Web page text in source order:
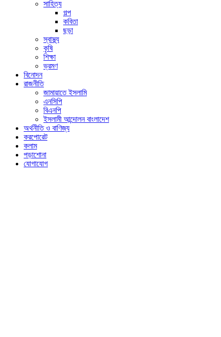
সাহিত্য
গল্প
কবিতা
ছড়া
স্বাস্থ্য
কৃষি
শিক্ষা
ভ্রমণ
বিনোদন
রাজনীতি
জামায়াতে ইসলামি
এনসিপি
বিএনপি
ইসলামী আন্দোলন বাংলাদেশ
অর্থনীতি ও বাণিজ্য
করপোরেট
কলাম
পড়াশোনা
যোগাযোগ